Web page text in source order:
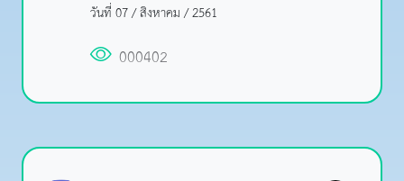
วันที่ 07 / สิงหาคม / 2561
000402